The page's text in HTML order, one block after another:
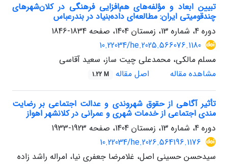
تبیین ابعاد و مؤلفه‌های هم‌افزایی فرهنگی در کلان‌شهرهای
چندقومیتی ایران: مطالعه‌ای داده‌بنیاد در بندرعباس
دوره 4، شماره 13، زمستان 1404، صفحه
1834-1846
10.22034/he.2025.566076.1180
مسلم مالکی، محمدعلی چیت ساز، سعید آقاسی
مشاهده مقاله
اصل مقاله 1.22 M
تأثیر آگاهی از حقوق شهروندی و عدالت اجتماعی بر رضایت
مندی اجتماعی از خدمات شهری و عمرانی در کلانشهر اهواز
دوره 4، شماره 13، زمستان 1404، صفحه
1923-1933
10.22034/he.2026.564196.1176
سیدحسن حسینی اصل، غلامرضا جعفری نیا، امراله راشد زاده